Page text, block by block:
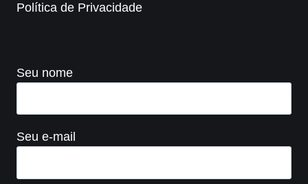
Política de Privacidade
Seu nome
Seu e-mail